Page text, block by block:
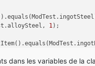
1);
dans les variables de la